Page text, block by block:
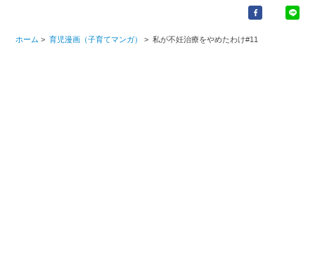
ホーム > 育児漫画（子育てマンガ） > 私が不妊治療をやめたわけ#11